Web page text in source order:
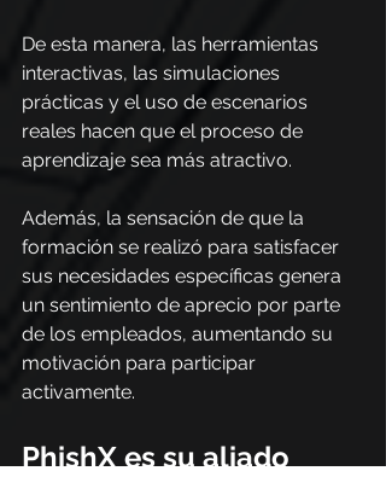
De esta manera, las herramientas
interactivas, las simulaciones
prácticas y el uso de escenarios
reales hacen que el proceso de
aprendizaje sea más atractivo.
Además, la sensación de que la
formación se realizó para satisfacer
sus necesidades específicas genera
un sentimiento de aprecio por parte
de los empleados, aumentando su
motivación para participar
activamente.
PhishX es su aliado